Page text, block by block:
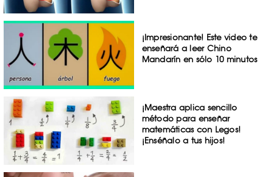
¡Impresionante! Este video te
enseñará a leer Chino
Mandarín en sólo 10 minutos
¡Maestra aplica sencillo
método para enseñar
matemáticas con Legos!
¡Enséñalo a tus hijos!